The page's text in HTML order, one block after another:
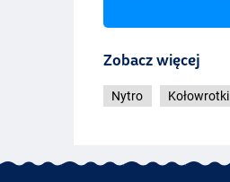
Zobacz więcej
Nytro Kołowrotki